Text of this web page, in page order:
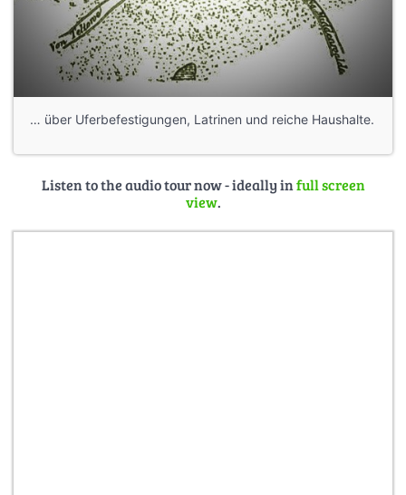
… über Uferbefestigungen, Latrinen und reiche Haushalte.
Listen to the audio tour now - ideally infull screen
view.